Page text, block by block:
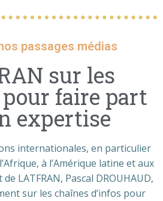
passages médias
sur les
faire part
expertise
internationales, en particulier
à l’Amérique latine et aux
LATFRAN, Pascal DROUHAUD,
sur les chaînes d’infos pour